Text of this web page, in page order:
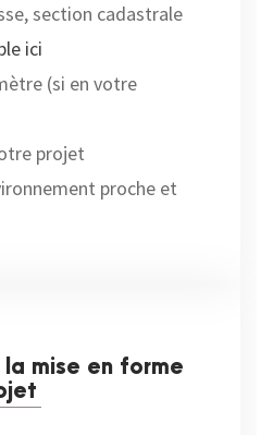
section cadastrale
ici
(si en votre
projet
proche et
mise en forme